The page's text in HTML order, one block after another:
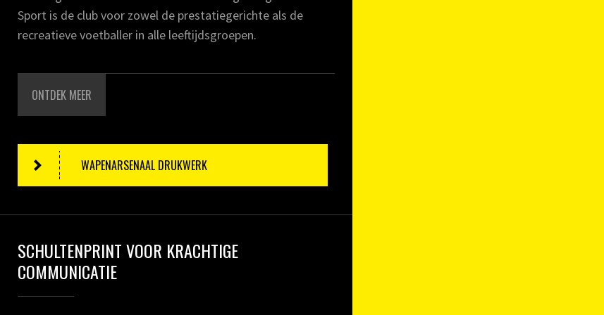
Sport is de club voor zowel de prestatiegerichte als de
recreatieve voetballer in alle leeftijdsgroepen.
ONTDEK MEER
WAPENARSENAAL DRUKWERK
SCHULTENPRINT VOOR KRACHTIGE
COMMUNICATIE